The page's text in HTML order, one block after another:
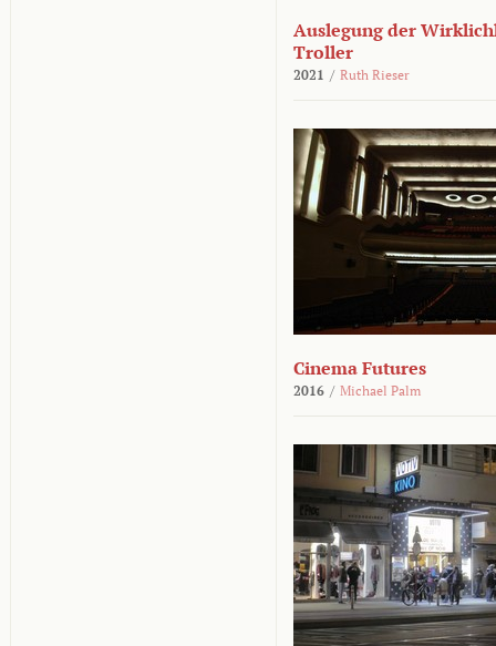
Auslegung der
Troller
2021 / Ruth Rieser
Cinema Futures
2016 / Michael Palm